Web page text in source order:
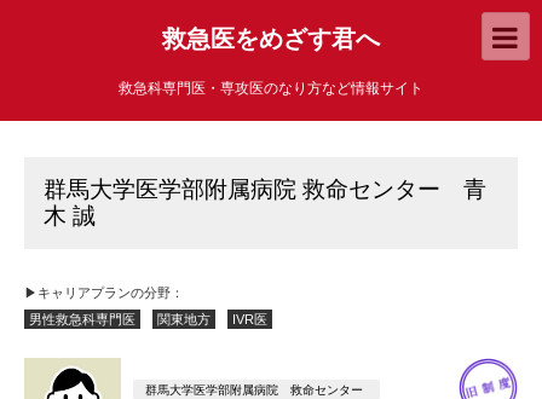
救急医をめざす君へ
救急科専門医・専攻医のなり方など情報サイト
群馬大学医学部附属病院 救命センター 青
木 誠
▶キャリアプランの分野：
男性救急科専門医
関東地方 IVR医
群馬大学医学部附属病院 救命センター